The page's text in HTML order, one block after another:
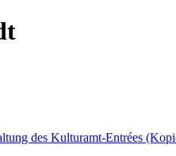
des Kulturamt-Entrées